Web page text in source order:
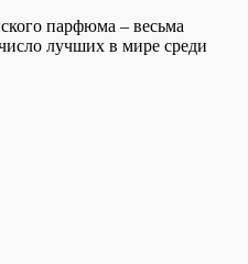
парфюма – весьма
лучших в мире среди